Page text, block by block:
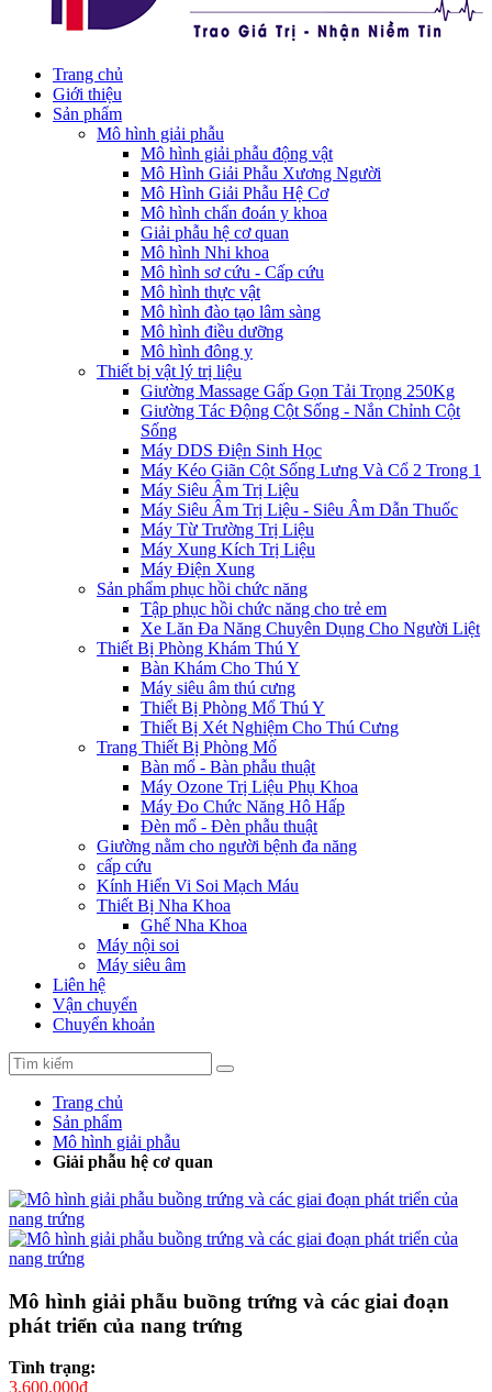
Trang chủ
Giới thiệu
Sản phẩm
Mô hình giải phẫu
Mô hình giải phẫu động vật
Mô Hình Giải Phẫu Xương Người
Mô Hình Giải Phẫu Hệ Cơ
Mô hình chẩn đoán y khoa
Giải phẫu hệ cơ quan
Mô hình Nhi khoa
Mô hình sơ cứu - Cấp cứu
Mô hình thực vật
Mô hình đào tạo lâm sàng
Mô hình điều dưỡng
Mô hình đông y
Thiết bị vật lý trị liệu
Giường Massage Gấp Gọn Tải Trọng 250Kg
Giường Tác Động Cột Sống - Nắn Chỉnh Cột
Sống
Máy DDS Điện Sinh Học
Máy Kéo Giãn Cột Sống Lưng Và Cổ 2 Trong 1
Máy Siêu Âm Trị Liệu
Máy Siêu Âm Trị Liệu - Siêu Âm Dẫn Thuốc
Máy Từ Trường Trị Liệu
Máy Xung Kích Trị Liệu
Máy Điện Xung
Sản phẩm phục hồi chức năng
Tập phục hồi chức năng cho trẻ em
Xe Lăn Đa Năng Chuyên Dụng Cho Người Liệt
Thiết Bị Phòng Khám Thú Y
Bàn Khám Cho Thú Y
Máy siêu âm thú cưng
Thiết Bị Phòng Mổ Thú Y
Thiết Bị Xét Nghiệm Cho Thú Cưng
Trang Thiết Bị Phòng Mổ
Bàn mổ - Bàn phẫu thuật
Máy Ozone Trị Liệu Phụ Khoa
Máy Đo Chức Năng Hô Hấp
Đèn mổ - Đèn phẫu thuật
Giường nằm cho người bệnh đa năng
cấp cứu
Kính Hiển Vi Soi Mạch Máu
Thiết Bị Nha Khoa
Ghế Nha Khoa
Máy nội soi
Máy siêu âm
Liên hệ
Vận chuyển
Chuyển khoản
Trang chủ
Sản phẩm
Mô hình giải phẫu
Giải phẫu hệ cơ quan
Mô hình giải phẫu buồng trứng và các giai đoạn
phát triển của nang trứng
Tình trạng:
3,600,000đ